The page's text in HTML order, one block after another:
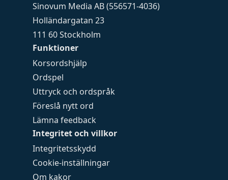
Funktioner
Korsordshjälp
Ordspel
Uttryck och ordspråk
Föreslå nytt ord
Lämna feedback
Integritet och villkor
Integritetsskydd
Cookie-inställningar
Om kakor
Sinovum Media AB (556571-4036)
Holländargatan 23
111 60 Stockholm